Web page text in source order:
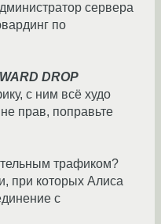
сервера
по
DROP
с ним всё худо
прав, поправьте
трафиком?
при которых Алиса
с